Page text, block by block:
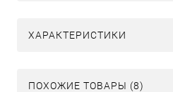
ХАРАКТЕРИСТИКИ
ПОХОЖИЕ ТОВАРЫ (8)